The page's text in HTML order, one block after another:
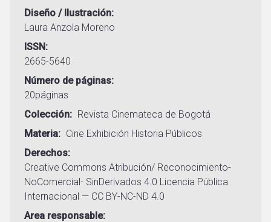
Diseño / Ilustración
Laura Anzola Moreno
ISSN
2665-5640
Número de páginas
20páginas
Colección
Revista Cinemateca de Bogotá
Materia
Cine Exhibición Historia Públicos
Derechos
Creative Commons Atribución/ Reconocimiento-
NoComercial- SinDerivados 4.0 Licencia Pública
Internacional — CC BY-NC-ND 4.0
Area responsable